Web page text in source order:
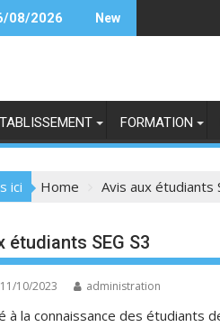
08/2026 New
FORMATION
ici Home Avis aux étudiants
étudiants SEG S3
10/2023 administration
à la connaissance des étudiants